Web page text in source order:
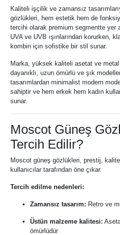
Kaliteli işçilik ve zamansız
gözlükleri, hem estetik hem de
tercihi olarak premium segmentte yer
UVA ve UVB ışınlarından korurken,
kombin için sofistike bir stil sunar.
Marka, yüksek kaliteli asetat ve
dayanıklı, uzun ömürlü ve şık
tasarımlardan minimalist modern
sahiptir ve hem erkek hem kadın
sunar.
Moscot Güneş
Tercih Edilir?
Moscot güneş gözlükleri, prestij, kalite
kullanıcılar tarafından öne çıkar.
Tercih edilme nedenleri:
Zamansız tasarım: Retro ve
Üstün malzeme kalitesi:
ömürlüdür